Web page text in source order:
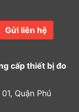
Gửi liên hệ
cấp thiết bị đo
Quận Phú